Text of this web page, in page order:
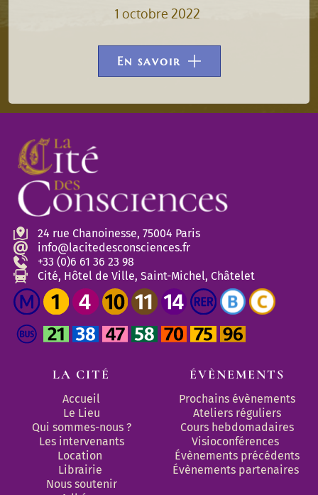
1 octobre 2022
En savoir
24 rue Chanoinesse, 75004 Paris
info@lacitedesconsciences.fr
+33 (0)6 61 36 23 98
Cité, Hôtel de Ville, Saint-Michel, Châtelet
LA CITÉ
Accueil
Le Lieu
Qui sommes-nous ?
Les intervenants
Location
Librairie
Nous soutenir
ÉVÈNEMENTS
Prochains évènements
Ateliers réguliers
Cours hebdomadaires
Visioconférences
Évènements précédents
Évènements partenaires